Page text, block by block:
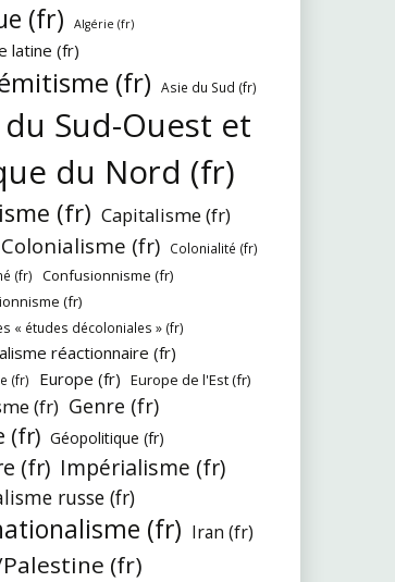
(fr) Algérie (fr)
latine (fr)
(fr) Asie du Sud (fr)
Sud-Ouest et
du Nord (fr)
(fr) Capitalisme (fr)
Colonialisme (fr)
Colonialité (fr)
(fr)
Confusionnisme (fr)
(fr)
« études décoloniales » (fr)
réactionnaire (fr)
(fr) Europe (fr) Europe de l'Est (fr)
(fr) Genre (fr)
(fr) Géopolitique (fr)
(fr) Impérialisme (fr)
russe (fr)
(fr) Iran (fr)
(fr)